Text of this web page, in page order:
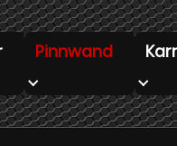
for "Infobar"
Pinnwand
Submenu for